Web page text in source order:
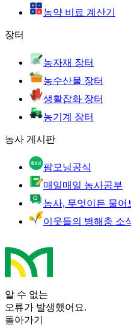
농약 비료 계산기
장터
농자재 장터
농수산물 장터
생활잡화 장터
농기계 장터
농사 게시판
팜모닝공식
매일매일 농사공부
농사, 무엇이든 물어
이웃들의 병해충 소
알 수 없는
오류가 발생했어요.
돌아가기